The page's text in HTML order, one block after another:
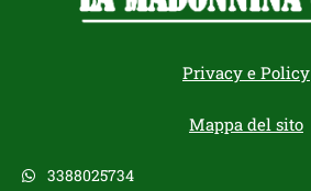
Privacy e Policy
Mappa del sito
3388025734